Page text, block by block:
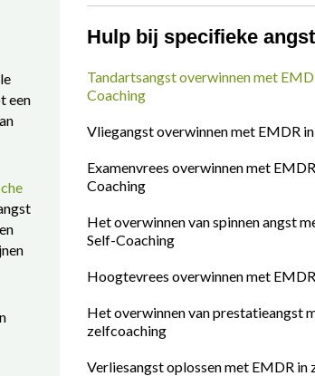
een
Hulp bij specifieke
Tandartsangst overwinnen met
Coaching
Vliegangst overwinnen met EMDR
Examenvrees overwinnen met
Coaching
Het overwinnen van spinnen angst
Self-Coaching
Hoogtevrees overwinnen met
Het overwinnen van prestatieangst
zelfcoaching
Verliesangst oplossen met EMDR in